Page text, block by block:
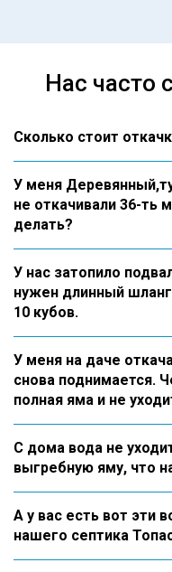
Нас часто
Сколько стоит
У меня
не откачивали 36-ть
делать?
У нас затопило
нужен длинный
10 кубов.
У меня на даче
снова поднимается.
полная яма и не
С дома вода не
выгребную яму, что
А у вас есть вот эти
нашего септика